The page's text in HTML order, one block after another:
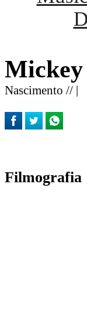
Nascimento // |
Filmografia